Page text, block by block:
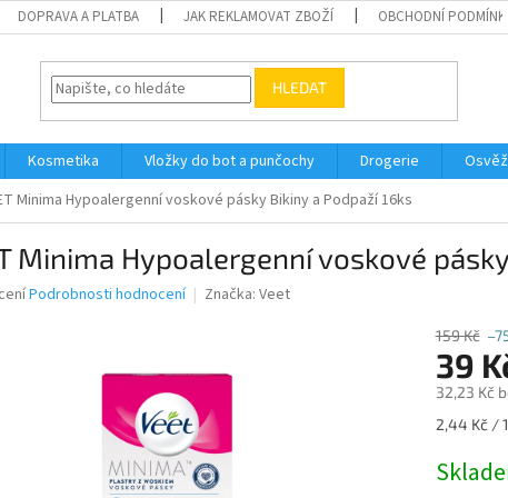
DOPRAVA A PLATBA JAK REKLAMOVAT ZBOŽÍ OBCHODNÍ PODMÍNKY
HLEDAT
Kosmetika Vložky do bot a punčochy Drogerie
Minima Hypoalergenní voskové pásky Bikiny a Podpaží 16ks
Minima Hypoalergenní voskové
Podrobnosti hodnocení Značka: Veet
159 Kč
39
32,23 Kč
Měrná
2,44 Kč /